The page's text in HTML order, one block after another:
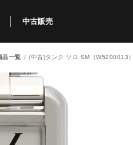
限定商品 購入可能商品
できるポイント カリトケとは？
方法 Q&A
中古販売
中古販売商品 ブランド
品一覧 (中古)タンク ソロ SM（W5200013）